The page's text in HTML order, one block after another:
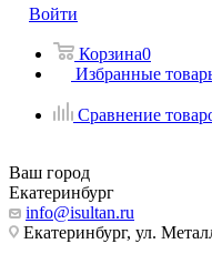
Войти
Корзина0
Избранные
Сравнение
Ваш город
Екатеринбург
info@isultan.ru
Екатеринбург, ул.